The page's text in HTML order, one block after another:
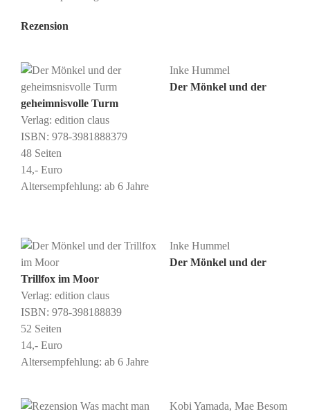
Rezension
Inke Hummel
Der Mönkel und der
geheimnisvolle Turm
Verlag: edition claus
ISBN: 978-3981888379
48 Seiten
14,- Euro
Altersempfehlung: ab 6 Jahre
Inke Hummel
Der Mönkel und der
Trillfox im Moor
Verlag: edition claus
ISBN: ‎978-398188839
52 Seiten
14,- Euro
Altersempfehlung: ab 6 Jahre
Kobi Yamada, Mae Besom